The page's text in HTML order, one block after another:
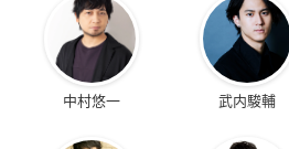
中村悠一 武内駿輔